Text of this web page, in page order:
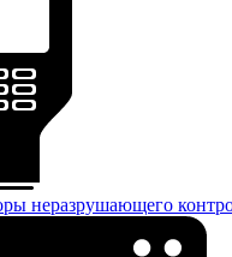
неразрушающего